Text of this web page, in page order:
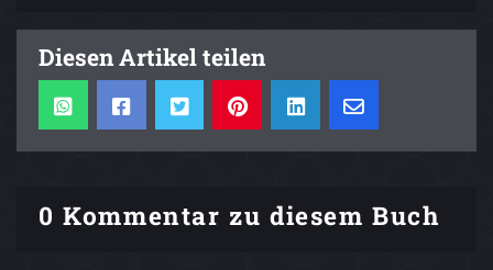
Diesen Artikel teilen
0 Kommentar zu diesem Buch